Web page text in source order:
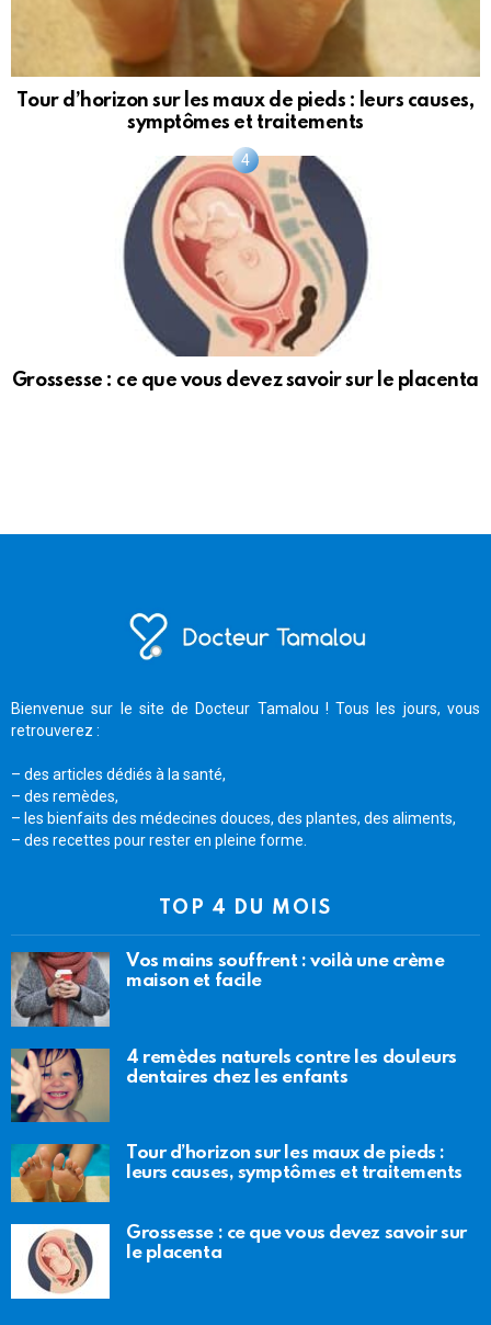
Tour d’horizon sur les maux de pieds : leurs causes,
symptômes et traitements
Grossesse : ce que vous devez savoir sur le placenta
Bienvenue sur le site de Docteur Tamalou ! Tous les jours, vous
retrouverez :
– des articles dédiés à la santé,
– des remèdes,
– les bienfaits des médecines douces, des plantes, des aliments,
– des recettes pour rester en pleine forme.
TOP 4 DU MOIS
Vos mains souffrent : voilà une crème
maison et facile
4 remèdes naturels contre les douleurs
dentaires chez les enfants
Tour d’horizon sur les maux de pieds :
leurs causes, symptômes et traitements
Grossesse : ce que vous devez savoir sur
le placenta